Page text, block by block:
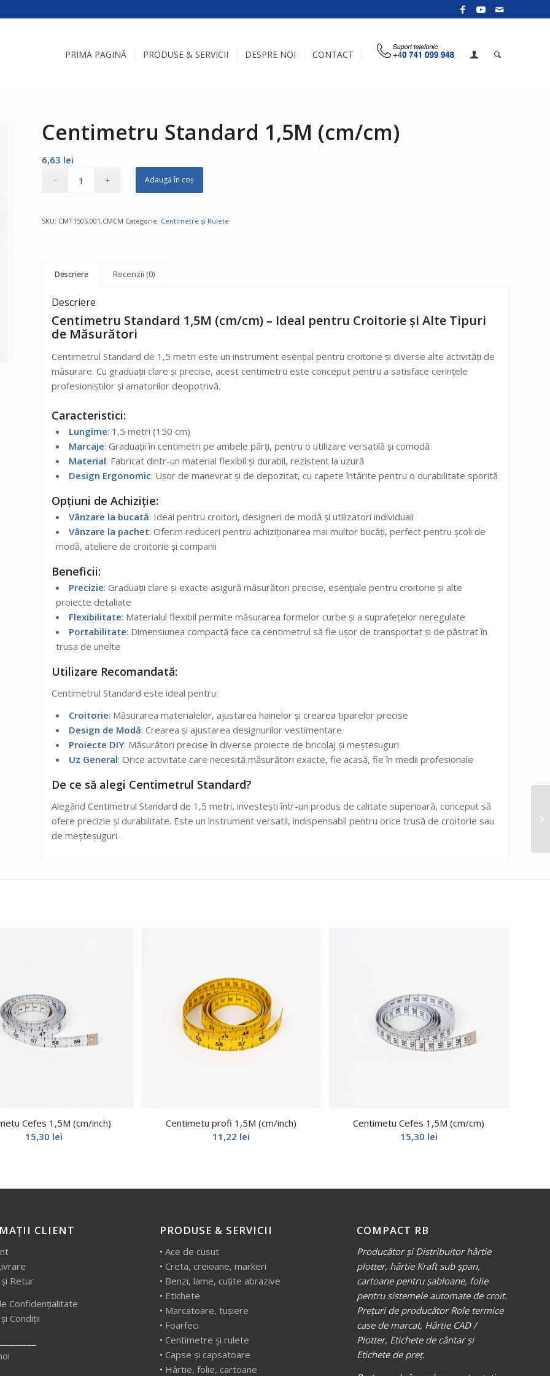
PRIMA PAGINĂ PRODUSE & SERVICII DESPRE NOI CONTACT
Centimetru Standard 1,5M (cm/cm)
6,63 lei
Adaugă în coș
SKU: CMT150S.001.CMCM Categorie: Centimetre și Rulete
Descriere Recenzii (0)
Descriere
Centimetru Standard 1,5M (cm/cm) – Ideal pentru Croitorie și Alte Tipuri
de Măsurători
Centimetrul Standard de 1,5 metri este un instrument esențial pentru croitorie și diverse alte activități de
măsurare. Cu graduații clare și precise, acest centimetru este conceput pentru a satisface cerințele
profesioniștilor și amatorilor deopotrivă.
Caracteristici:
Lungime: 1,5 metri (150 cm)
Marcaje: Graduații în centimetri pe ambele părți, pentru o utilizare versatilă și comodă
Material: Fabricat dintr-un material flexibil și durabil, rezistent la uzură
Design Ergonomic: Ușor de manevrat și de depozitat, cu capete întărite pentru o durabilitate sporită
Opțiuni de Achiziție:
Vânzare la bucată: Ideal pentru croitori, designeri de modă și utilizatori individuali
Vânzare la pachet: Oferim reduceri pentru achiziționarea mai multor bucăți, perfect pentru școli de
modă, ateliere de croitorie și companii
Beneficii:
Precizie: Graduații clare și exacte asigură măsurători precise, esențiale pentru croitorie și alte
proiecte detaliate
Flexibilitate: Materialul flexibil permite măsurarea formelor curbe și a suprafețelor neregulate
Portabilitate: Dimensiunea compactă face ca centimetrul să fie ușor de transportat și de păstrat în
trusa de unelte
Utilizare Recomandată:
Centimetrul Standard este ideal pentru:
Croitorie: Măsurarea materialelor, ajustarea hainelor și crearea tiparelor precise
Design de Modă: Crearea și ajustarea designurilor vestimentare
Proiecte DIY: Măsurători precise în diverse proiecte de bricolaj și meșteșuguri
Uz General: Orice activitate care necesită măsurători exacte, fie acasă, fie în medii profesionale
De ce să alegi Centimetrul Standard?
Alegând Centimetrul Standard de 1,5 metri, investești într-un produs de calitate superioară, conceput să
ofere precizie și durabilitate. Este un instrument versatil, indispensabil pentru orice trusă de croitorie sau
de meșteșuguri.
Cefes 1,5M (cm/inch)
15,30 lei
Centimetu profi 1,5M (cm/inch)
11,22 lei
Centimetu Cefes 1,5M (cm/cm)
15,30 lei
CLIENT
Retur
Confidențialitate
Condiții
PRODUSE & SERVICII
•Ace de cusut
• Creta, creioane, markeri
• Benzi, lame, cuțite abrazive
• Etichete
• Marcatoare, tușiere
• Foarfeci
• Centimetre și rulete
• Capse și capsatoare
• Hârtie, folie, cartoane
COMPACT RB
Producător și Distribuitor hârtie
plotter, hârtie Kraft sub șpan,
cartoane pentru șabloane, folie
pentru sistemele automate de croit.
Prețuri de producător Role termice
case de marcat, Hârtie CAD /
Plotter, Etichete de cântar și
Etichete de preț.